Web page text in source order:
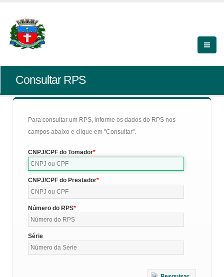
Consultar RPS
Para consultar um RPS, informe os dados do RPS nos
campos abaixo e clique em "Consultar".
CNPJ/CPF do Tomador
CNPJ/CPF do Prestador
Número do RPS
Série